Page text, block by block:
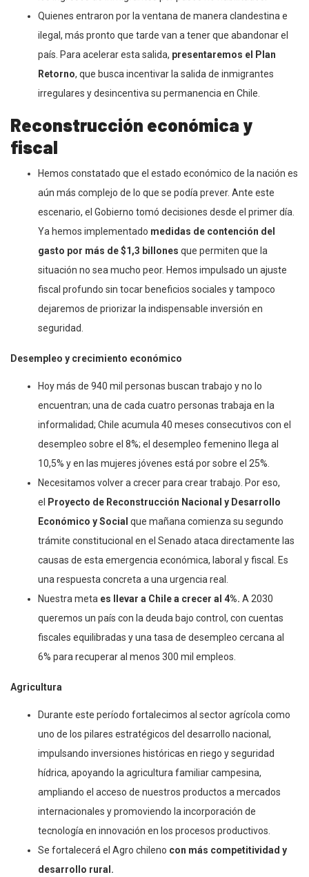
Quienes entraron por la ventana de manera clandestina e
ilegal, más pronto que tarde van a tener que abandonar el
país. Para acelerar esta salida, presentaremos el Plan
Retorno, que busca incentivar la salida de inmigrantes
irregulares y desincentiva su permanencia en Chile.
Reconstrucción económica y
fiscal
Hemos constatado que el estado económico de la nación es
aún más complejo de lo que se podía prever. Ante este
escenario, el Gobierno tomó decisiones desde el primer día.
Ya hemos implementado medidas de contención del
gasto por más de $1,3 billones que permiten que la
situación no sea mucho peor. Hemos impulsado un ajuste
fiscal profundo sin tocar beneficios sociales y tampoco
dejaremos de priorizar la indispensable inversión en
seguridad.
Desempleo y crecimiento económico
Hoy más de 940 mil personas buscan trabajo y no lo
encuentran; una de cada cuatro personas trabaja en la
informalidad; Chile acumula 40 meses consecutivos con el
desempleo sobre el 8%; el desempleo femenino llega al
10,5% y en las mujeres jóvenes está por sobre el 25%.
Necesitamos volver a crecer para crear trabajo. Por eso,
el
Proyecto de Reconstrucción Nacional y Desarrollo
Económico y Social que mañana comienza su segundo
trámite constitucional en el Senado ataca directamente las
causas de esta emergencia económica, laboral y fiscal. Es
una respuesta concreta a una urgencia real.
Nuestra meta es llevar a Chile a crecer al 4%. A 2030
queremos un país con la deuda bajo control, con cuentas
fiscales equilibradas y una tasa de desempleo cercana al
6% para recuperar al menos 300 mil empleos.
Agricultura
Durante este período fortalecimos al sector agrícola como
uno de los pilares estratégicos del desarrollo nacional,
impulsando inversiones históricas en riego y seguridad
hídrica, apoyando la agricultura familiar campesina,
ampliando el acceso de nuestros productos a mercados
internacionales y promoviendo la incorporación de
tecnología en innovación en los procesos productivos.
Se fortalecerá el Agro chileno con más competitividad y
desarrollo rural.